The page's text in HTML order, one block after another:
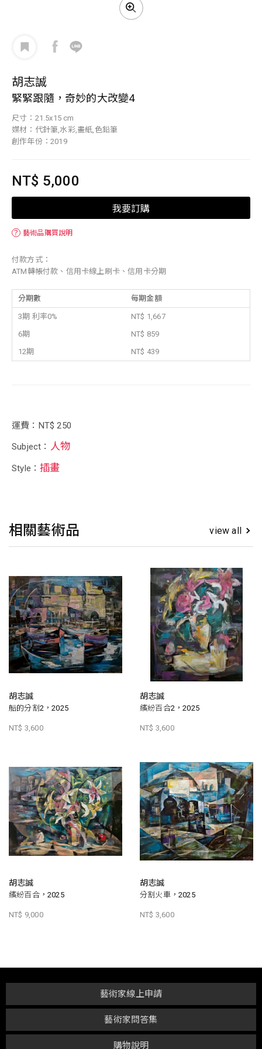
胡志誠
緊緊跟隨，奇妙的大改變4
尺寸：21.5x15 cm
媒材：代針筆,水彩,畫紙,色鉛筆
創作年份：2019
NT$ 5,000
我要訂購
？ 藝術品購買說明
付款方式：
ATM轉帳付款、信用卡線上刷卡、信用卡分期
分期數 每期金額
3期 利率0%
NT$ 1,667
6期
NT$ 859
12期
NT$ 439
運費：NT$ 250
Subject： 人物
Style：插畫
相關藝術品 view all
胡志誠
船的分割2，2025
NT$ 3,600
胡志誠
繽紛百合2，2025
NT$ 3,600
胡志誠
繽紛百合，2025
NT$ 9,000
胡志誠
分割火車，2025
NT$ 3,600
購物說明
藝術家問答集
藝術家線上申請